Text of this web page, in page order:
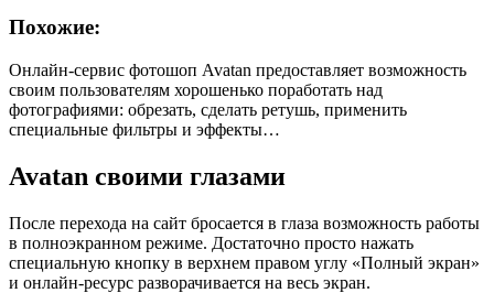
Похожие:
Онлайн-сервис фотошоп Avatan предоставляет возможность
своим пользователям хорошенько поработать над
фотографиями: обрезать, сделать ретушь, применить
специальные фильтры и эффекты…
Avatan своими глазами
После перехода на сайт бросается в глаза возможность работы
в полноэкранном режиме. Достаточно просто нажать
специальную кнопку в верхнем правом углу «Полный экран»
и онлайн-ресурс разворачивается на весь экран.